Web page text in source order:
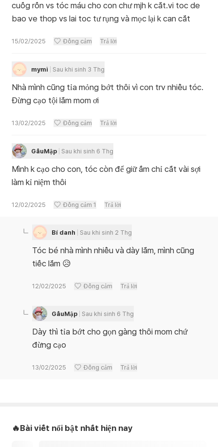
cuốg rốn vs tóc máu cho con chư mjh k cắt.vi toc de
bao ve thop vs lai toc tư rụng và mọc lại k can cắt
15/02/2025 Đồng cảm Trả lời
mymi Sau khi sinh 3 Thg
Nhà mình cũng tỉa mỏng bớt thôi vì con trv nhiều tóc.
Đừng cạo tội lắm mom ơi
13/02/2025 Đồng cảm Trả lời
GấuMập Sau khi sinh 6 Thg
Mình k cạo cho con, tóc còn để giữ ấm chỉ cắt vài sợi
làm kỉ niệm thôi
12/02/2025 Đồng cảm 1 Trả lời
Bí danh Sau khi sinh 2 Thg
Tóc bé nhà mình nhiều và dày lắm, mình cũng
tiếc lắm 😥
12/02/2025 Đồng cảm Trả lời
GấuMập Sau khi sinh 6 Thg
Dày thì tỉa bớt cho gọn gàng thôi mom chứ
đừng cạo
13/02/2025 Đồng cảm Trả lời
🔥Bài viết nổi bật nhất hiện nay